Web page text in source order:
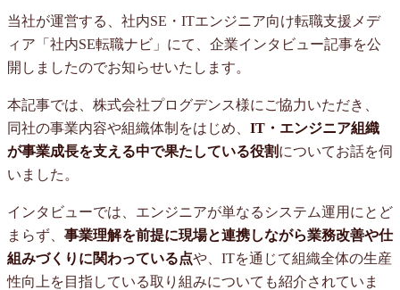
当社が運営する、社内SE・ITエンジニア向け転職支援メデ
ィア「社内SE転職ナビ」にて、企業インタビュー記事を公
開しましたのでお知らせいたします。
本記事では、株式会社プログデンス様にご協力いただき、
同社の事業内容や組織体制をはじめ、 IT・エンジニア組織
が事業成長を支える中で果たしている役割についてお話を伺
いました。
インタビューでは、エンジニアが単なるシステム運用にとど
まらず、 事業理解を前提に現場と連携しながら業務改善や仕
組みづくりに関わっている点や、ITを通じて組織全体の生産
性向上を目指している取り組みについても紹介されていま